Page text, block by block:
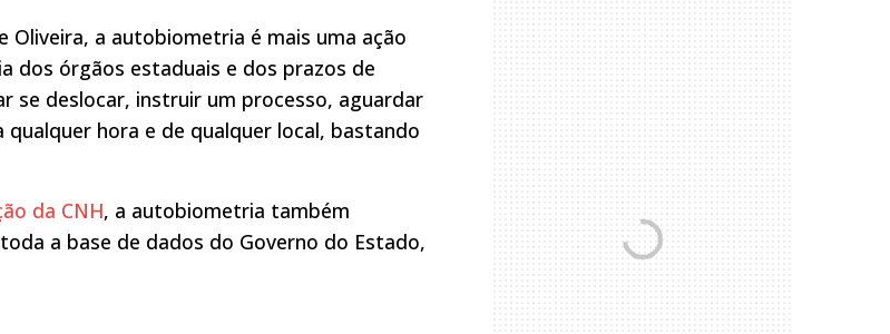
Oliveira, a autobiometria é mais uma ação
dos órgãos estaduais e dos prazos de
se deslocar, instruir um processo, aguardar
hora e de qualquer local, bastando
da CNH, a autobiometria também
a base de dados do Governo do Estado,